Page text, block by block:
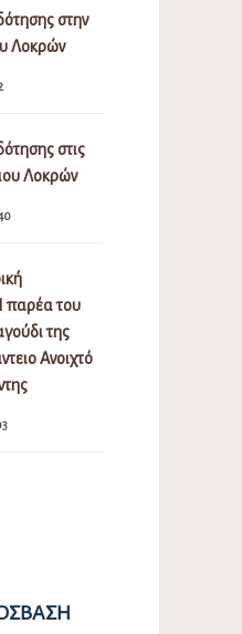
στην
Λοκρών
στις
Λοκρών
παρέα του
της
Ανοιχτό